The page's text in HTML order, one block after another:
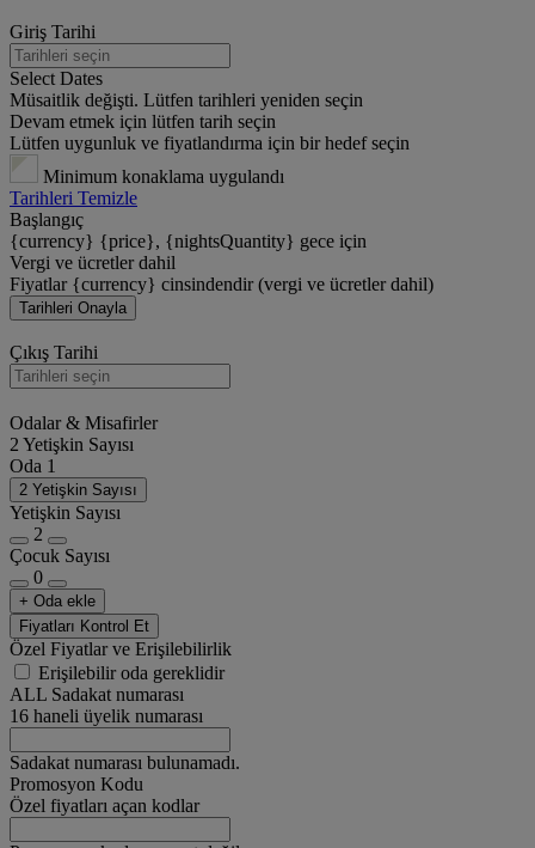
Giriş Tarihi
Select Dates
Müsaitlik değişti. Lütfen tarihleri yeniden seçin
Devam etmek için lütfen tarih seçin
Lütfen uygunluk ve fiyatlandırma için bir hedef seçin
Minimum konaklama uygulandı
Tarihleri Temizle
Başlangıç
{currency} {price}, {nightsQuantity} gece için
Vergi ve ücretler dahil
Fiyatlar {currency} cinsindendir (vergi ve ücretler dahil)
Tarihleri Onayla
Çıkış Tarihi
Odalar & Misafirler
2 Yetişkin Sayısı
Oda 1
2 Yetişkin Sayısı
Yetişkin Sayısı
2
Çocuk Sayısı
0
+ Oda ekle
Fiyatları Kontrol Et
Özel Fiyatlar ve Erişilebilirlik
Erişilebilir oda gereklidir
ALL Sadakat numarası
16 haneli üyelik numarası
Sadakat numarası bulunamadı.
Promosyon Kodu
Özel fiyatları açan kodlar